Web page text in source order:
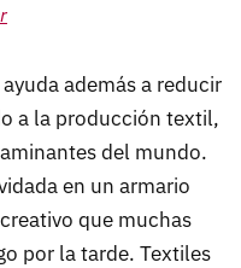
además a reducir
a la producción textil,
del mundo.
en un armario
que muchas
por la tarde. Textiles